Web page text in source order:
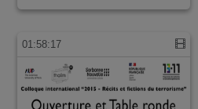
01:58:17